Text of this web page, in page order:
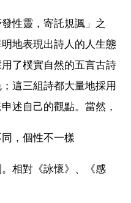
性靈，寄託規諷」之
地表現出詩人的人生態
了樸實自然的五言古詩
這三組詩都大量地採用
述自己的觀點。當然，
，個性不一樣
相對《詠懷》、《感